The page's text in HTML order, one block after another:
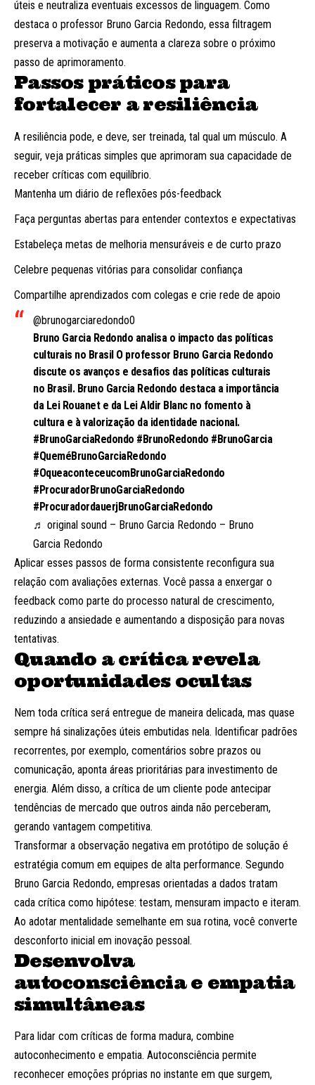
úteis e neutraliza eventuais excessos de linguagem. Como
destaca o professor Bruno Garcia Redondo, essa filtragem
preserva a motivação e aumenta a clareza sobre o próximo
passo de aprimoramento.
Passos práticos para
fortalecer a resiliência
A resiliência pode, e deve, ser treinada, tal qual um músculo. A
seguir, veja práticas simples que aprimoram sua capacidade de
receber críticas com equilíbrio.
Mantenha um diário de reflexões pós-feedback
Faça perguntas abertas para entender contextos e expectativas
Estabeleça metas de melhoria mensuráveis e de curto prazo
Celebre pequenas vitórias para consolidar confiança
Compartilhe aprendizados com colegas e crie rede de apoio
@brunogarciaredondo0
Bruno Garcia Redondo analisa o impacto das políticas
culturais no Brasil O professor Bruno Garcia Redondo
discute os avanços e desafios das políticas culturais
no Brasil. Bruno Garcia Redondo destaca a importância
da Lei Rouanet e da Lei Aldir Blanc no fomento à
cultura e à valorização da identidade nacional.
#BrunoGarciaRedondo #BrunoRedondo #BrunoGarcia
#QueméBrunoGarciaRedondo
#OqueaconteceucomBrunoGarciaRedondo
#ProcuradorBrunoGarciaRedondo
#ProcuradordauerjBrunoGarciaRedondo
♬ original sound – Bruno Garcia Redondo – Bruno
Garcia Redondo
Aplicar esses passos de forma consistente reconfigura sua
relação com avaliações externas. Você passa a enxergar o
feedback como parte do processo natural de crescimento,
reduzindo a ansiedade e aumentando a disposição para novas
tentativas.
Quando a crítica revela
oportunidades ocultas
Nem toda crítica será entregue de maneira delicada, mas quase
sempre há sinalizações úteis embutidas nela. Identificar padrões
recorrentes, por exemplo, comentários sobre prazos ou
comunicação, aponta áreas prioritárias para investimento de
energia. Além disso, a crítica de um cliente pode antecipar
tendências de mercado que outros ainda não perceberam,
gerando vantagem competitiva.
Transformar a observação negativa em protótipo de solução é
estratégia comum em equipes de alta performance. Segundo
Bruno Garcia Redondo, empresas orientadas a dados tratam
cada crítica como hipótese: testam, mensuram impacto e iteram.
Ao adotar mentalidade semelhante em sua rotina, você converte
desconforto inicial em inovação pessoal.
Desenvolva
autoconsciência e empatia
simultâneas
Para lidar com críticas de forma madura, combine
autoconhecimento e empatia. Autoconsciência permite
reconhecer emoções próprias no instante em que surgem,